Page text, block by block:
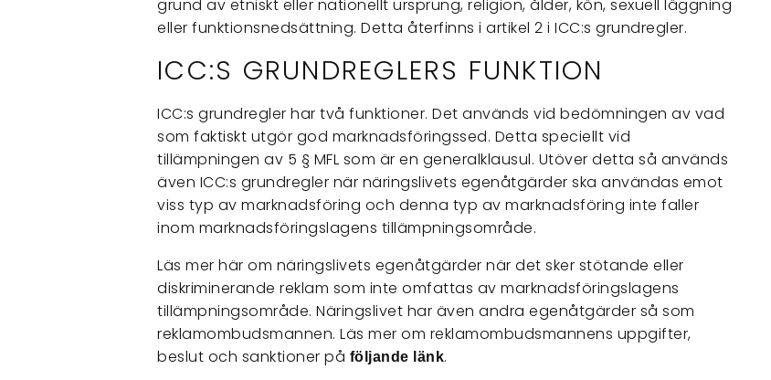
grund av etniskt eller nationellt ursprung, religion, ålder, kön, sexuell läggning
eller funktionsnedsättning. Detta återfinns i artikel 2 i ICC:s grundregler.
ICC:S GRUNDREGLERS FUNKTION
ICC:s grundregler har två funktioner. Det används vid bedömningen av vad
som faktiskt utgör god marknadsföringssed. Detta speciellt vid
tillämpningen av 5 § MFL som är en generalklausul. Utöver detta så används
även ICC:s grundregler när näringslivets egenåtgärder ska användas emot
viss typ av marknadsföring och denna typ av marknadsföring inte faller
inom marknadsföringslagens tillämpningsområde.
Läs mer här om näringslivets egenåtgärder när det sker stötande eller
diskriminerande reklam som inte omfattas av marknadsföringslagens
tillämpningsområde. Näringslivet har även andra egenåtgärder så som
reklamombudsmannen. Läs mer om reklamombudsmannens uppgifter,
beslut och sanktioner på följande länk.